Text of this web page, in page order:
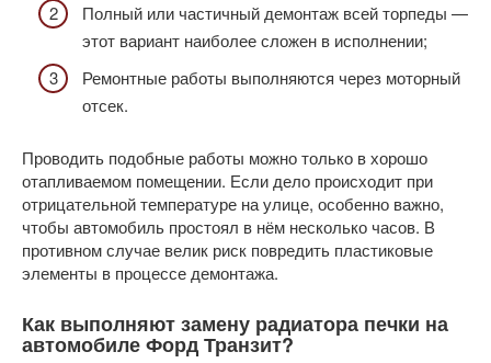
Полный или частичный демонтаж всей торпеды —
этот вариант наиболее сложен в исполнении;
Ремонтные работы выполняются через моторный
отсек.
Проводить подобные работы можно только в хорошо
отапливаемом помещении. Если дело происходит при
отрицательной температуре на улице, особенно важно,
чтобы автомобиль простоял в нём несколько часов. В
противном случае велик риск повредить пластиковые
элементы в процессе демонтажа.
Как выполняют замену радиатора печки на
автомобиле Форд Транзит?